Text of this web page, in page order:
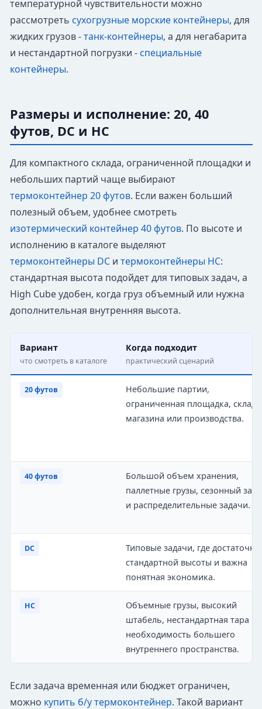
температурной чувствительности можно
рассмотреть сухогрузные морские контейнеры, для
жидких грузов -танк-контейнеры, а для негабарита
и нестандартной погрузки - специальные
контейнеры.
Размеры и исполнение: 20, 40
футов, DC и HC
Для компактного склада, ограниченной площадки и
небольших партий чаще выбирают
термоконтейнер 20 футов. Если важен больший
полезный объем, удобнее смотреть
изотермический контейнер 40 футов. По высоте и
исполнению в каталоге выделяют
термоконтейнеры DCи термоконтейнеры HC:
стандартная высота подойдет для типовых задач, а
High Cube удобен, когда груз объемный или нужна
дополнительная внутренняя высота.
Вариант
что смотреть в каталоге
Когда подходит
практический сценарий
20 футов
Небольшие партии,
ограниченная площадка, склад у
магазина или производства.
40 футов
Большой объем хранения,
паллетные грузы, сезонный
и распределительные задачи.
DC
Типовые задачи, где достаточно
стандартной высоты и важна
понятная экономика.
HC
Объемные грузы, высокий
штабель, нестандартная тара
необходимость большего
внутреннего пространства.
Если задача временная или бюджет ограничен,
можно купить б/у термоконтейнер. Такой вариант